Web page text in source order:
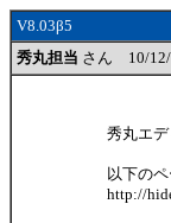
V8.03β5
秀丸担当 さん 10/12/
秀丸エデ
以下の
http://